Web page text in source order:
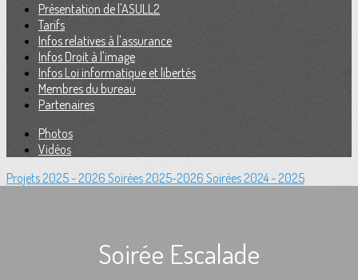
Présentation de l'ASULL2
Tarifs
Infos relatives à l'assurance
Infos Droit à l'image
Infos Loi informatique et libertés
Membres du bureau
Partenaires
Photos
Vidéos
Projets 2025 - 2026 Soirées 2025-2026 Soirées 2024 - 2025
Soirée Escalade